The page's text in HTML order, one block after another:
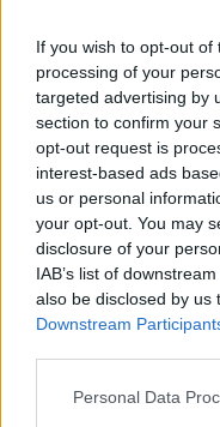
If you wish to opt-out
processing of your
targeted advertising by
section to confirm your
opt-out request is
interest-based ads
us or personal
your opt-out. You may
disclosure of your
IAB’s list of
also be disclosed by us
Downstream
Personal Data